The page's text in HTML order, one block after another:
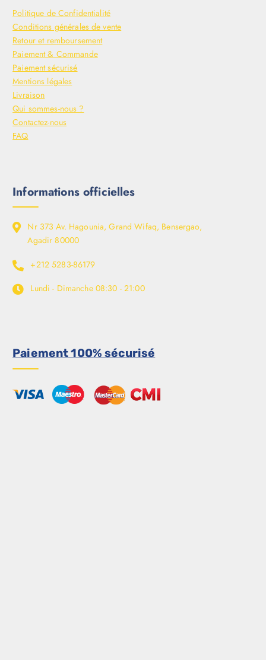
Politique de Confidentialité
Conditions générales de vente
Retour et remboursement
Paiement & Commande
Paiement sécurisé
Mentions légales
Livraison
Qui sommes-nous ?
Contactez-nous
FAQ
Informations officielles
Nr 373 Av. Hagounia, Grand Wifaq, Bensergao,
Agadir 80000
+212 5283-86179
Lundi - Dimanche 08:30 - 21:00
Paiement 100% sécurisé